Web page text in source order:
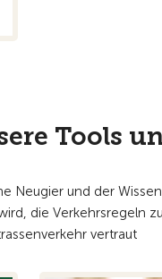
Tools
Neugier und der
die Verkehrsregeln
vertraut